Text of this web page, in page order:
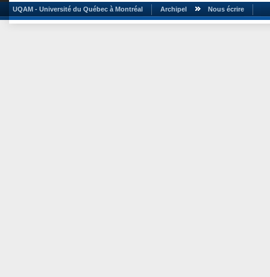
UQAM - Université du Québec à Montréal Archipel Nous écrire